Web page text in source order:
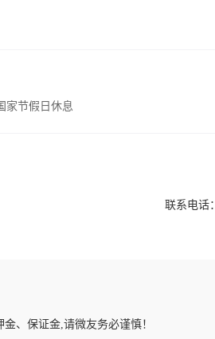
家节假日休息
联系电话：
、保证金,请微友务必谨慎！